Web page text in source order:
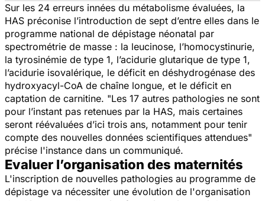
Sur les 24 erreurs innées du métabolisme évaluées, la
HAS préconise l’introduction de sept d’entre elles dans le
programme national de dépistage néonatal par
spectrométrie de masse : la leucinose, l’homocystinurie,
la tyrosinémie de type 1, l’acidurie glutarique de type 1,
l’acidurie isovalérique, le déficit en déshydrogénase des
hydroxyacyl-CoA de chaîne longue, et le déficit en
captation de carnitine. "Les 17 autres pathologies ne sont
pour l’instant pas retenues par la HAS, mais certaines
seront réévaluées d’ici trois ans, notamment pour tenir
compte des nouvelles données scientifiques attendues"
précise l'instance dans un communiqué.
Evaluer l’organisation des maternités
L'inscription de nouvelles pathologies au programme de
dépistage va nécessiter une évolution de l'organisation